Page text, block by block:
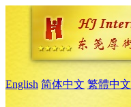
English 简体中文 繁體中文